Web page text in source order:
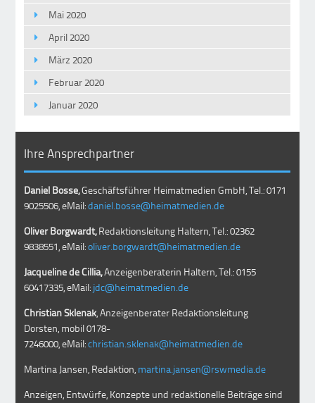
Mai 2020
April 2020
März 2020
Februar 2020
Januar 2020
Ihre Ansprechpartner
Daniel Bosse,Geschäftsführer Heimatmedien GmbH, Tel.: 0171
9025506, eMail:daniel.bosse@heimatmedien.de
Oliver Borgwardt,Redaktionsleitung Haltern, Tel.: 02362
9838551, eMail:oliver.borgwardt@heimatmedien.de
Jacqueline de Cillia,Anzeigenberaterin Haltern, Tel.: 0155
60417335, eMail: jdc@heimatmedien.de
Christian Sklenak, Anzeigenberater Redaktionsleitung
Dorsten, mobil0178-
7246000, eMail:christian.sklenak@heimatmedien.de
Martina Jansen, Redaktion, martina.jansen@rswmedia.de
Anzeigen, Entwürfe, Konzepte und redaktionelle Beiträge sind